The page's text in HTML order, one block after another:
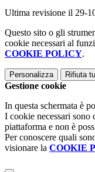
Ultima revisione il 29-
Questo sito o gli
cookie necessari al
COOKIE POLICY.
Personalizza Rifiuta
Gestione cookie
In questa schermata è
I cookie necessari
piattaforma e non è
Per conoscere quali
visionare la COOKIE